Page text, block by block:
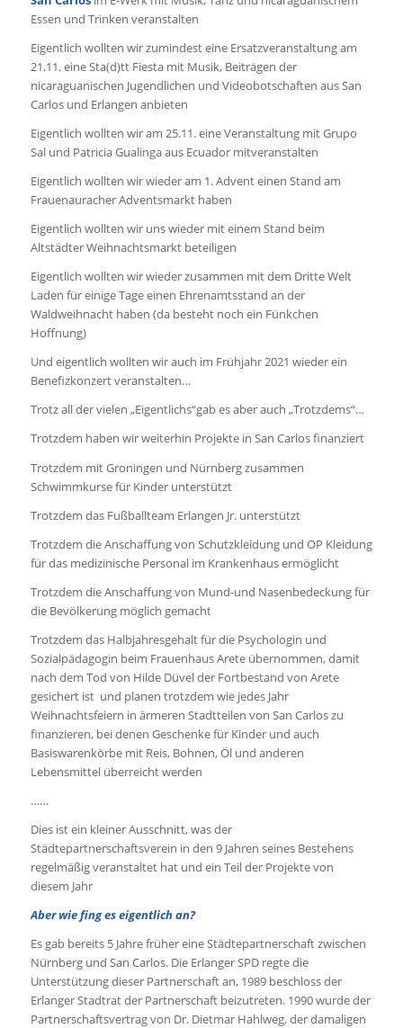
Essen und Trinken veranstalten
Eigentlich wollten wir zumindest eine Ersatzveranstaltung am
21.11. eine Sta(d)tt Fiesta mit Musik, Beiträgen der
nicaraguanischen Jugendlichen und Videobotschaften aus San
Carlos und Erlangen anbieten
Eigentlich wollten wir am 25.11. eine Veranstaltung mit Grupo
Sal und Patricia Gualinga aus Ecuador mitveranstalten
Eigentlich wollten wir wieder am 1. Advent einen Stand am
Frauenauracher Adventsmarkt haben
Eigentlich wollten wir uns wieder mit einem Stand beim
Altstädter Weihnachtsmarkt beteiligen
Eigentlich wollten wir wieder zusammen mit dem Dritte Welt
Laden für einige Tage einen Ehrenamtsstand an der
Waldweihnacht haben (da besteht noch ein Fünkchen
Hoffnung)
Und eigentlich wollten wir auch im Frühjahr 2021 wieder ein
Benefizkonzert veranstalten…
Trotz all der vielen „Eigentlichs“gab es aber auch „Trotzdems“…
Trotzdem haben wir weiterhin Projekte in San Carlos finanziert
Trotzdem mit Groningen und Nürnberg zusammen
Schwimmkurse für Kinder unterstützt
Trotzdem das Fußballteam Erlangen Jr. unterstützt
Trotzdem die Anschaffung von Schutzkleidung und OP Kleidung
für das medizinische Personal im Krankenhaus ermöglicht
Trotzdem die Anschaffung von Mund-und Nasenbedeckung für
die Bevölkerung möglich gemacht
Trotzdem das Halbjahresgehalt für die Psychologin und
Sozialpädagogin beim Frauenhaus Arete übernommen, damit
nach dem Tod von Hilde Düvel der Fortbestand von Arete
gesichert ist und planen trotzdem wie jedes Jahr
Weihnachtsfeiern in ärmeren Stadtteilen von San Carlos zu
finanzieren, bei denen Geschenke für Kinder und auch
Basiswarenkörbe mit Reis, Bohnen, Öl und anderen
Lebensmittel überreicht werden
……
Dies ist ein kleiner Ausschnitt, was der
Städtepartnerschaftsverein in den 9 Jahren seines Bestehens
regelmäßig veranstaltet hat und ein Teil der Projekte von
diesem Jahr
Aber wie fing es eigentlich an?
Es gab bereits 5 Jahre früher eine Städtepartnerschaft zwischen
Nürnberg und San Carlos. Die Erlanger SPD regte die
Unterstützung dieser Partnerschaft an, 1989 beschloss der
Erlanger Stadtrat der Partnerschaft beizutreten. 1990 wurde der
Partnerschaftsvertrag von Dr. Dietmar Hahlweg, der damaligen